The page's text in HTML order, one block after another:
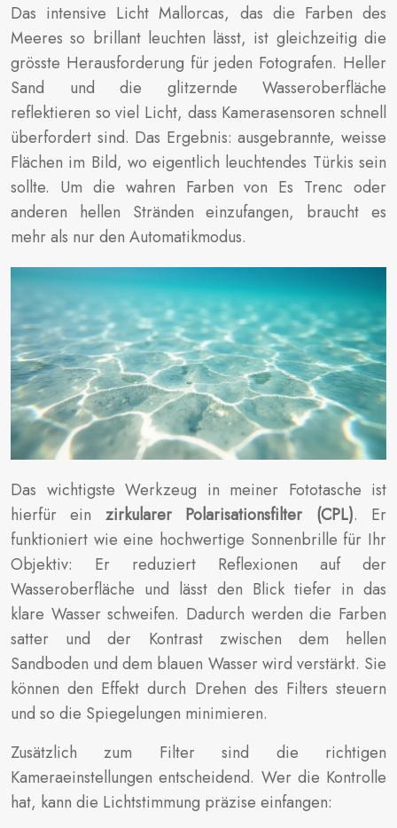
Das intensive Licht Mallorcas, das die Farben des
Meeres so brillant leuchten lässt, ist gleichzeitig die
grösste Herausforderung für jeden Fotografen. Heller
Sand und die glitzernde Wasseroberfläche
reflektieren so viel Licht, dass Kamerasensoren schnell
überfordert sind. Das Ergebnis: ausgebrannte, weisse
Flächen im Bild, wo eigentlich leuchtendes Türkis sein
sollte. Um die wahren Farben von Es Trenc oder
anderen hellen Stränden einzufangen, braucht es
mehr als nur den Automatikmodus.
Das wichtigste Werkzeug in meiner Fototasche ist
hierfür ein zirkularer Polarisationsfilter (CPL). Er
funktioniert wie eine hochwertige Sonnenbrille für Ihr
Objektiv: Er reduziert Reflexionen auf der
Wasseroberfläche und lässt den Blick tiefer in das
klare Wasser schweifen. Dadurch werden die Farben
satter und der Kontrast zwischen dem hellen
Sandboden und dem blauen Wasser wird verstärkt. Sie
können den Effekt durch Drehen des Filters steuern
und so die Spiegelungen minimieren.
Zusätzlich zum Filter sind die richtigen
Kameraeinstellungen entscheidend. Wer die Kontrolle
hat, kann die Lichtstimmung präzise einfangen: